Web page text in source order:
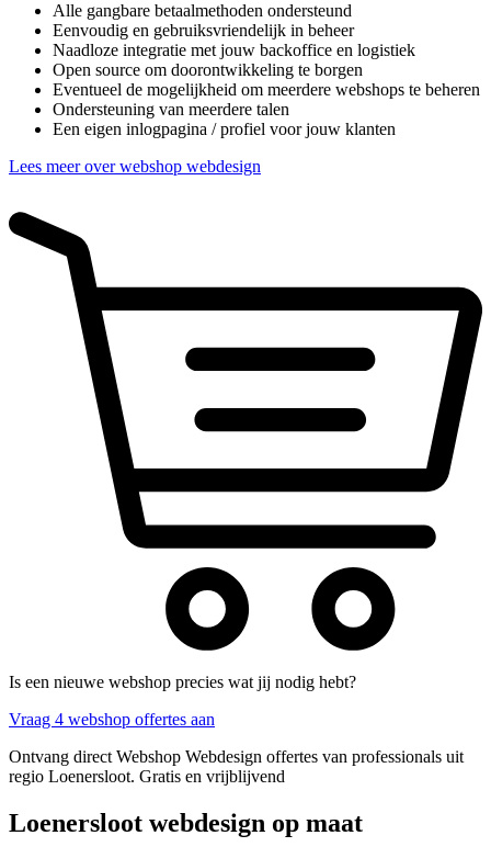
Alle gangbare betaalmethoden ondersteund
Eenvoudig en gebruiksvriendelijk in beheer
Naadloze integratie met jouw backoffice en logistiek
Open source om doorontwikkeling te borgen
Eventueel de mogelijkheid om meerdere webshops te beheren
Ondersteuning van meerdere talen
Een eigen inlogpagina / profiel voor jouw klanten
Lees meer over webshop webdesign
Is een nieuwe webshop precies wat jij nodig hebt?
Vraag 4 webshop offertes aan
Ontvang direct Webshop Webdesign offertes van professionals uit
regio Loenersloot. Gratis en vrijblijvend
Loenersloot webdesign op maat